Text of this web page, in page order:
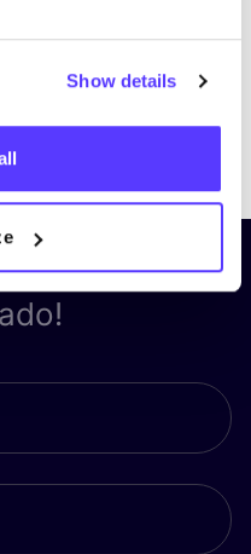
Show details
boletín